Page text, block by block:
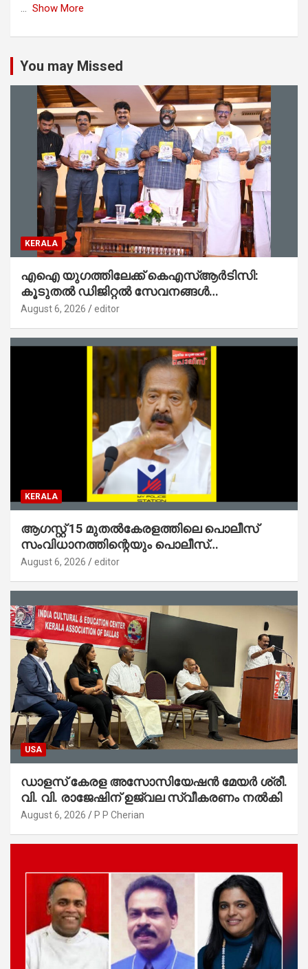
... Show More
You may Missed
KERALA
എഐ യുഗത്തിലേക്ക് കെഎസ്ആർടിസി:
കൂടുതൽ ഡിജിറ്റൽ സേവനങ്ങൾ
ജനങ്ങളിലേക്കെത്തിക്കും – മന്ത്രി സി പി
August 6, 2026 editor
KERALA
ആഗസ്റ്റ് 15 മുതല്‍കേരളത്തിലെ പൊലീസ്
സംവിധാനത്തിന്റെയും പൊലീസ്
സ്റ്റേഷനുകളുടെയും മുഖഛായ മാറുകയാണ് :
August 6, 2026 editor
USA
ഡാളസ് കേരള അസോസിയേഷൻ മേയർ ശ്രീ.
വി. വി. രാജേഷിന് ഉജ്വല സ്വീകരണം നൽകി
August 6, 2026 P P Cherian